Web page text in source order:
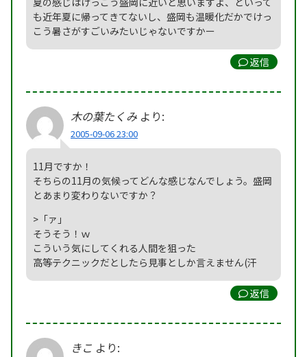
も近年夏に帰ってきてないし、盛岡も温暖化だかでけっ
こう暑さがすごいみたいじゃないですかー
返信
木の葉たくみ より:
2005-09-06 23:00
11月ですか！
そちらの11月の気候ってどんな感じなんでしょう。盛岡
とあまり変わりないですか？
>「ァ」
そうそう！ｗ
こういう気にしてくれる人間を狙った
高等テクニックだとしたら見事としか言えません(汗
返信
きこ より: